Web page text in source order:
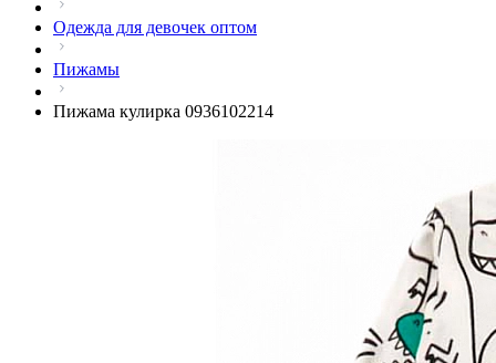
Одежда для девочек оптом
Пижамы
Пижама кулирка 0936102214